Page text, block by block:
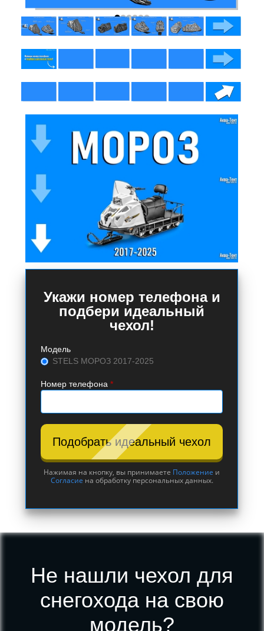
Укажи номер телефона и
подбери идеальный
чехол!
Модель
STELS МОРОЗ 2017-2025
Номер телефона *
Подобрать идеальный чехол
Нажимая на кнопку, вы принимаете Положение и
Согласие на обработку персональных данных.
Не нашли чехол для
снегохода на свою
модель?